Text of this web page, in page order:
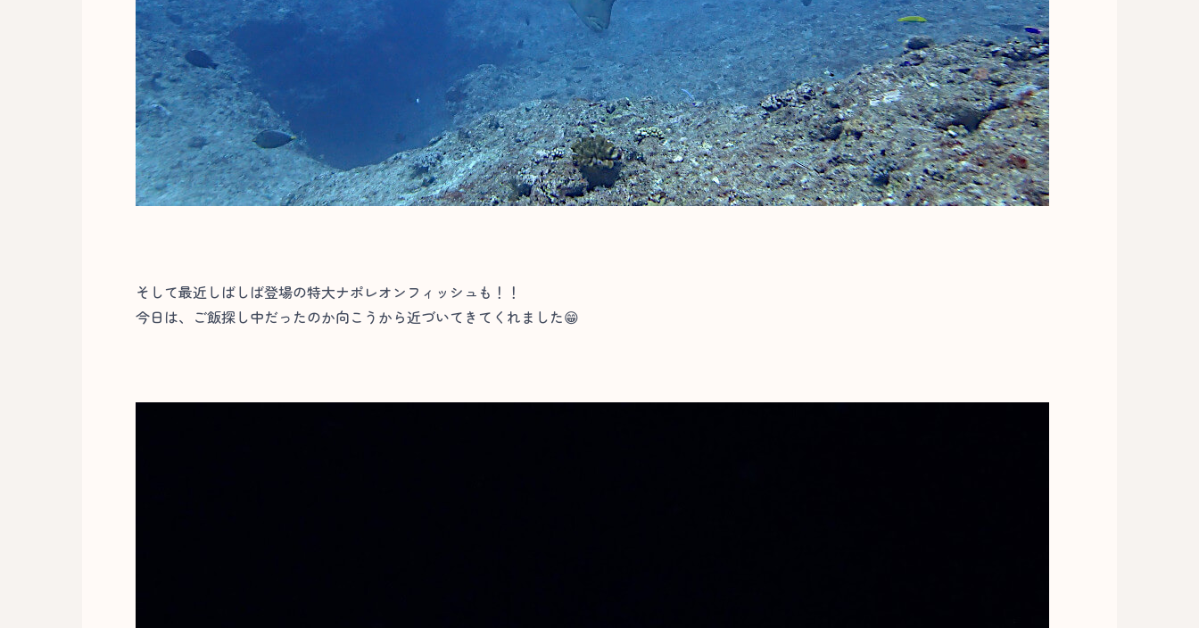
そして最近しばしば登場の特大ナポレオンフィッシュも！！
今日は、ご飯探し中だったのか向こうから近づいてきてくれました😁